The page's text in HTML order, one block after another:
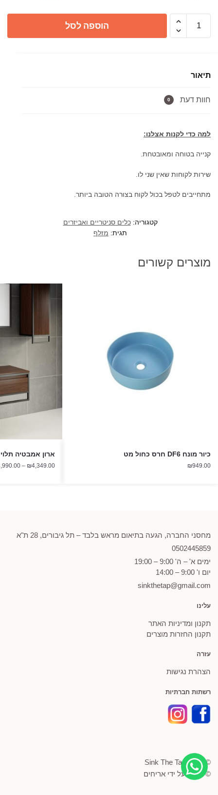
הוספה לסל
תיאור
חוות דעת 0
למה כדי לקנות אצלנו:
קנייה בטוחה ומאובטחת.
שירות לקוחות שאין שני לו.
מתחייבים לטפל בכול לקוח בצורה הטובה ביותר.
קטגוריה:כלים סניטריים ואביזרים
תגית: מזלף
מוצרים קשורים
כיור מונח DF6 חרס כחול מט
₪949.00
ארון אמבטיה תלוי
₪4,349.00
–
מחסני החברה, הגעה בתיאום מראש בלבד – תל גיבורים, 28 ת"א
0502445859
ימים א' – ה' 9:00 – 19:00
יום ו' 9:00 – 14:00
sinkthetap@gmail.com
עלינו
תקנון ומדיניות האתר
תקנון החזרות מוצרים
עזרה
הצהרת נגישות
רשתות חברתיות
© Sink The Tap 2026
© פותח על ידי אריחים